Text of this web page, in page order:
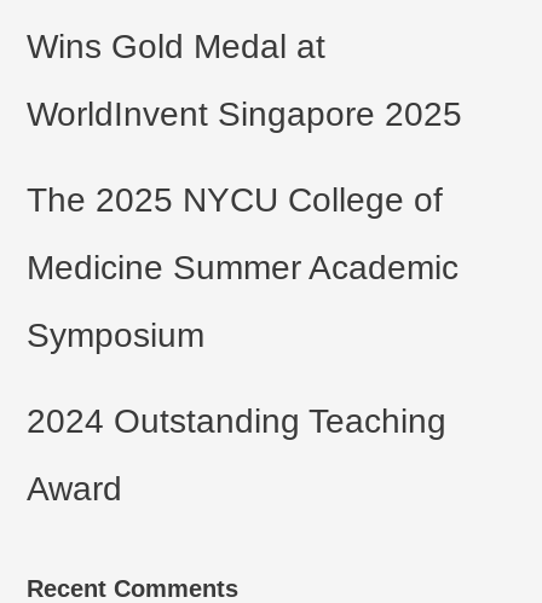
Wins Gold Medal at
WorldInvent Singapore 2025
The 2025 NYCU College of
Medicine Summer Academic
Symposium
2024 Outstanding Teaching
Award
Recent Comments